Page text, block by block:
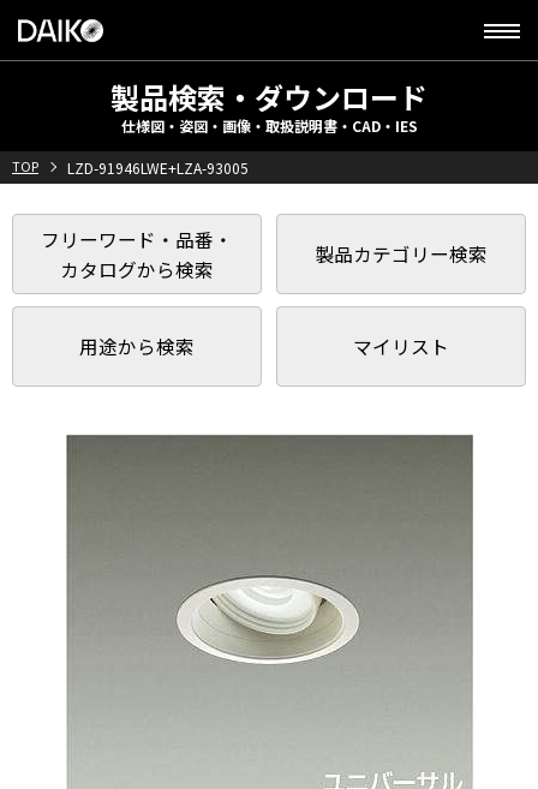
製品検索・ダウンロード
仕様図・姿図・画像・取扱説明書・CAD・IES
TOP LZD-91946LWE+LZA-93005
フリーワード・品番・
カタログから検索
製品カテゴリー検索
用途から検索 マイリスト